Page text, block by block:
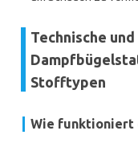
Technische
Stofftypen
Wie funktioniert